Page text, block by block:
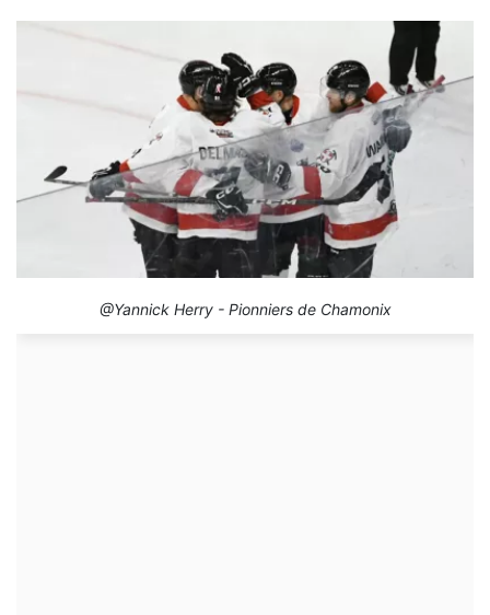
@Yannick Herry - Pionniers de Chamonix